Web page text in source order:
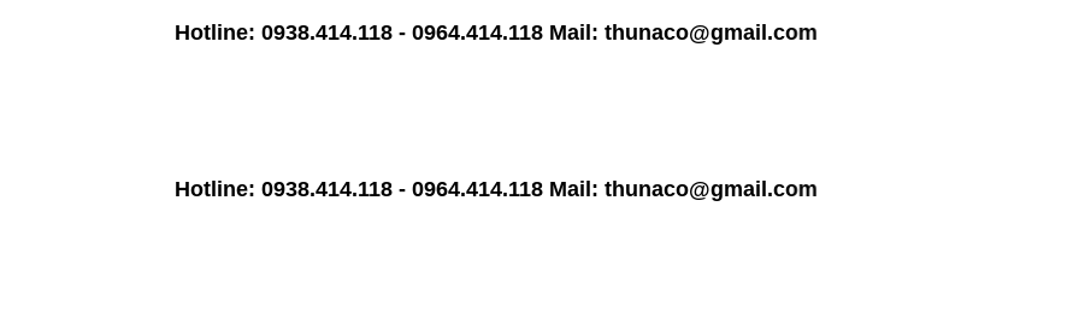
Hotline: 0938.414.118 - 0964.414.118 Mail: thunaco@gmail.com
Hotline: 0938.414.118 - 0964.414.118 Mail: thunaco@gmail.com